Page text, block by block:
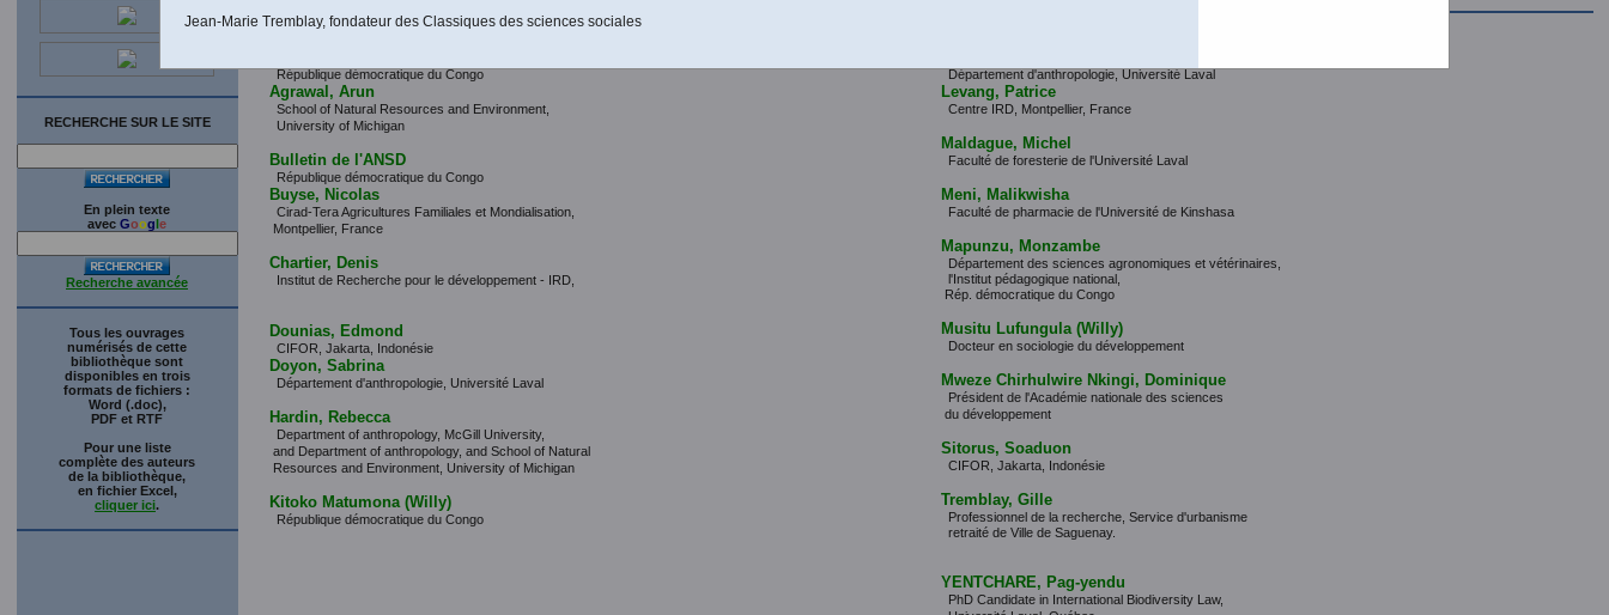
RECHERCHE SUR LE SITE
En plein texte
avec Google
Recherche avancée
Tous les ouvrages
numérisés de cette
bibliothèque sont
disponibles en trois
formats de fichiers :
Word (.doc),
PDF et RTF
Pour une liste
complète des auteurs
de la bibliothèque,
en fichier Excel,
cliquer ici.
République démocratique du Congo
Agrawal, Arun
School of Natural Resources and Environment,
University of Michigan
Bulletin de l'ANSD
République démocratique du Congo
Buyse, Nicolas
Cirad-Tera Agricultures Familiales et Mondialisation,
Montpellier, France
Chartier, Denis
Institut de Recherche pour le développement - IRD,
Dounias, Edmond
CIFOR, Jakarta, Indonésie
Doyon, Sabrina
Département d'anthropologie, Université Laval
Hardin, Rebecca
Department of anthropology, McGill University,
and Department of anthropology, and School of Natural
Resources and Environment, University of Michigan
Kitoko Matumona (Willy)
République démocratique du Congo
Département d'anthropologie, Université Laval
Levang, Patrice
Centre IRD, Montpellier, France
Maldague, Michel
Faculté de foresterie de l'Université Laval
Meni, Malikwisha
Faculté de pharmacie de l'Université de Kinshasa
Mapunzu, Monzambe
Département des sciences agronomiques et vétérinaires,
l'Institut pédagogique national,
Rép. démocratique du Congo
Musitu Lufungula (Willy)
Docteur en sociologie du développement
Mweze Chirhulwire Nkingi, Dominique
Président de l'Académie nationale des sciences
du développement
Sitorus, Soaduon
CIFOR, Jakarta, Indonésie
Tremblay, Gille
Professionnel de la recherche, Service d'urbanisme
retraité de Ville de Saguenay.
YENTCHARE, Pag-yendu
PhD Candidate in International Biodiversity Law,
Jean-Marie Tremblay, fondateur des Classiques des sciences sociales